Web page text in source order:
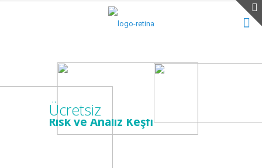
Risk ve Analiz Keşfi
Ücretsiz